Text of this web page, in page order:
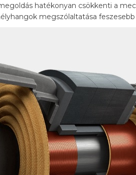
hatékonyan csökkenti a
megszólaltatása